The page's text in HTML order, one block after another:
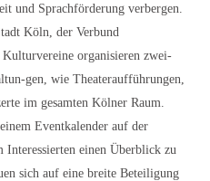
und Sprachförderung verbergen.
Köln, der Verbund
organisieren zwei-
gen, wie Theateraufführungen,
im gesamten Kölner Raum.
Eventkalender auf der
Interessierten einen Überblick zu
sich auf eine breite Beteiligung